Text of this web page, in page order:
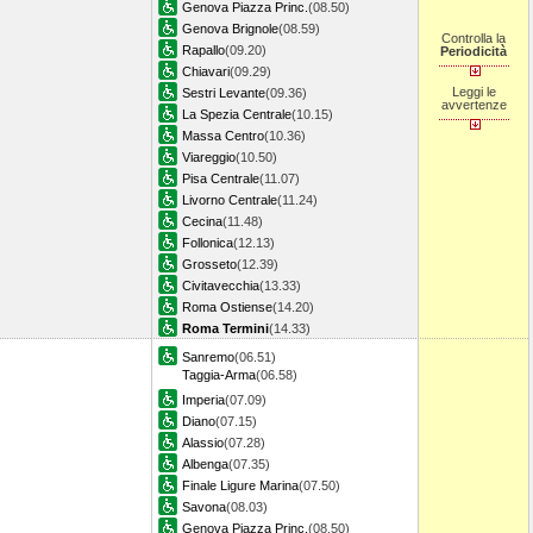
Genova Piazza Princ. (08.50)
Genova Brignole(08.59)
Rapallo(09.20)
Chiavari(09.29)
Sestri Levante(09.36)
La Spezia Centrale(10.15)
Massa Centro(10.36)
Viareggio(10.50)
Pisa Centrale(11.07)
Livorno Centrale(11.24)
Cecina(11.48)
Follonica(12.13)
Grosseto(12.39)
Civitavecchia(13.33)
Roma Ostiense(14.20)
Roma Termini(14.33)
Controlla la
Periodicità
Leggi le
avvertenze
Sanremo(06.51)
Taggia-Arma(06.58)
Imperia(07.09)
Diano(07.15)
Alassio(07.28)
Albenga(07.35)
Finale Ligure Marina(07.50)
Savona(08.03)
Genova Piazza Princ. (08.50)